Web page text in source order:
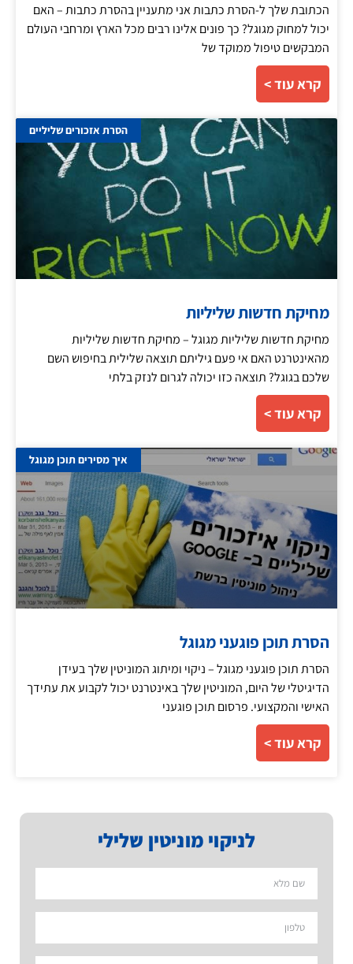
לניקוי מוניטין שלילי
הכתובת שלך ל-הסרת כתבות אני מתעניין בהסרת כתבות – האם
יכול למחוק מגוגל? כך פונים אלינו רבים מכל הארץ ומרחבי העולם
המבקשים טיפול ממוקד של
קרא עוד >
הסרת אזכורים שליליים
מחיקת חדשות שליליות
מחיקת חדשות שליליות מגוגל – מחיקת חדשות שליליות
מהאינטרנט האם אי פעם גיליתם תוצאה שלילית בחיפוש השם
שלכם בגוגל? תוצאה כזו יכולה לגרום לנזק בלתי
קרא עוד >
איך מסירים תוכן מגוגל
הסרת תוכן פוגעני מגוגל
הסרת תוכן פוגעני מגוגל – ניקוי ומיתוג המוניטין שלך בעידן
הדיגיטלי של היום, המוניטין שלך באינטרנט יכול לקבוע את עתידך
האישי והמקצועי. פרסום תוכן פוגעני
קרא עוד >